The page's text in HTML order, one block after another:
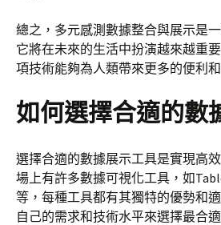
總之，多元感測數據整合與展示是
它將在未來的生活中扮演越來越重
項技術能夠為人類帶來更多的便利和
如何選擇合適的數
選擇合適的數據展示工具是實現高
場上有許多數據可視化工具，如
等，每種工具都有其獨特的優勢和
自己的需求和技術水平來選擇最合